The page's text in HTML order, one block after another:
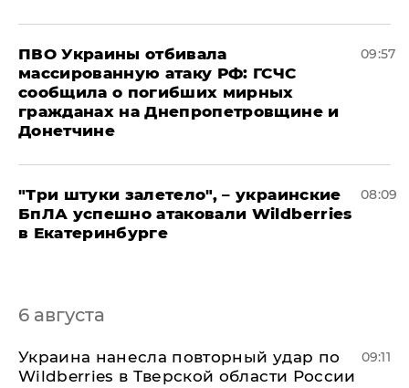
ПВО Украины отбивала
массированную атаку РФ: ГСЧС
сообщила о погибших мирных
гражданах на Днепропетровщине и
Донетчине
09:57
"Три штуки залетело", – украинские
БпЛА успешно атаковали Wildberries
в Екатеринбурге
08:09
6 августа
Украина нанесла повторный удар по
Wildberries в Тверской области России
09:11